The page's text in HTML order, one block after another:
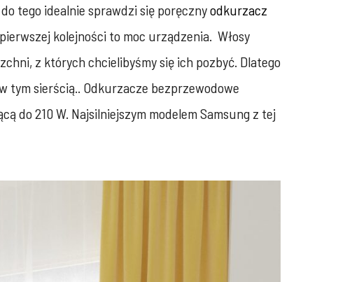
tego idealnie sprawdzi się poręcznyodkurzacz
kolejności to moc urządzenia. Włosy
z których chcielibyśmy się ich pozbyć. Dlatego
tym sierścią.. Odkurzacze bezprzewodowe
do 210 W. Najsilniejszym modelem Samsung z tej